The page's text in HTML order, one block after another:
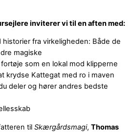
inviterer vi til en aften med:
historier fra virkeligheden: Både de
magiske
som en lokal mod klipperne
krydse Kattegat med ro i maven
deler og hører andres bedste
til Skærgårdsmagi, Thomas